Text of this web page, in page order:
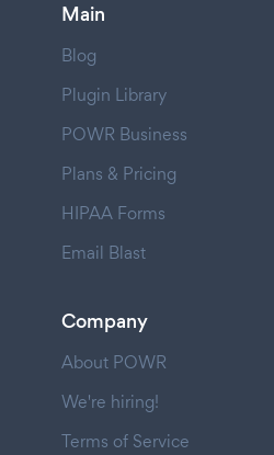
Main
Blog
Plugin Library
POWR Business
Plans & Pricing
HIPAA Forms
Email Blast
Company
About POWR
We're hiring!
Terms of Service